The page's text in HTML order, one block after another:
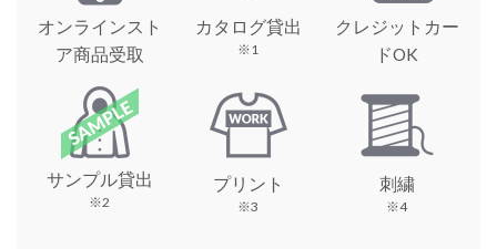
オンラインスト
ア商品受取
カタログ貸出
※1
クレジットカー
ドOK
サンプル貸出
※2
プリント
※3
刺繍
※4